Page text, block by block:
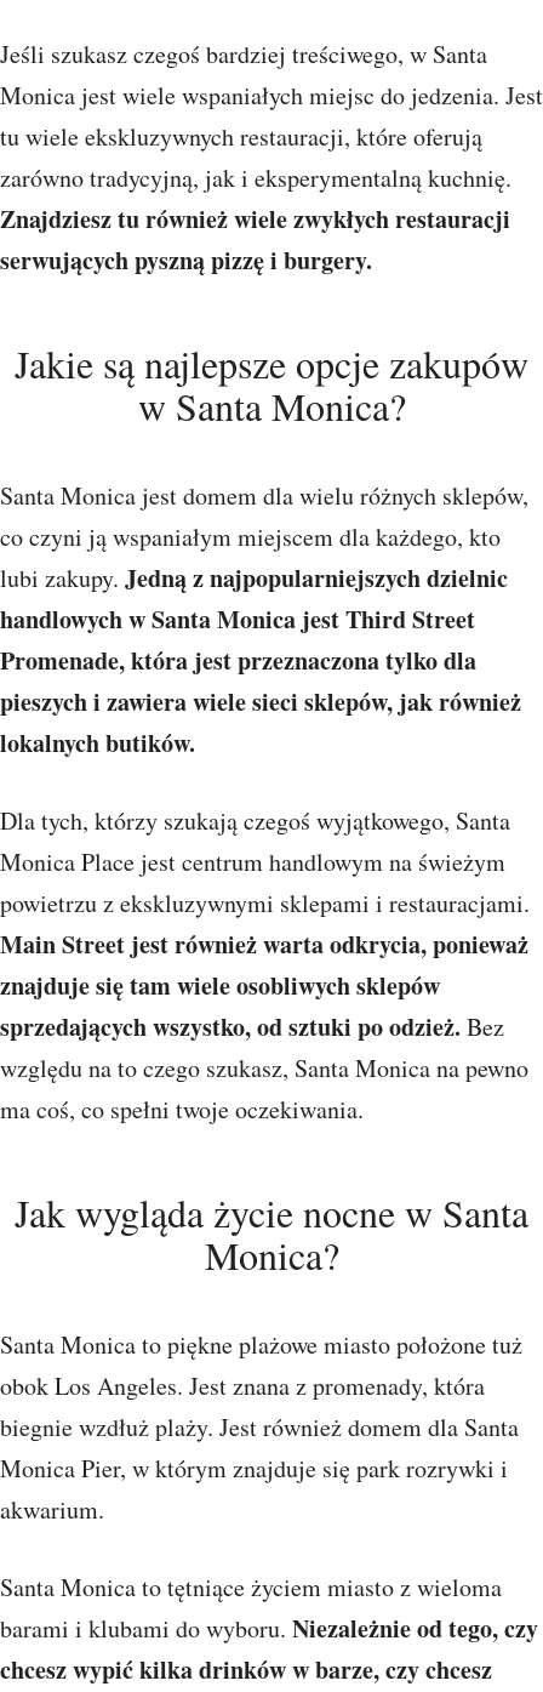
Jeśli szukasz czegoś bardziej treściwego, w Santa
Monica jest wiele wspaniałych miejsc do jedzenia. Jest
tu wiele ekskluzywnych restauracji, które oferują
zarówno tradycyjną, jak i eksperymentalną kuchnię.
Znajdziesz tu również wiele zwykłych restauracji
serwujących pyszną pizzę i burgery.
Jakie są najlepsze opcje zakupów
w Santa Monica?
Santa Monica jest domem dla wielu różnych sklepów,
co czyni ją wspaniałym miejscem dla każdego, kto
lubi zakupy. Jedną z najpopularniejszych dzielnic
handlowych w Santa Monica jest Third Street
Promenade, która jest przeznaczona tylko dla
pieszych i zawiera wiele sieci sklepów, jak również
lokalnych butików.
Dla tych, którzy szukają czegoś wyjątkowego, Santa
Monica Place jest centrum handlowym na świeżym
powietrzu z ekskluzywnymi sklepami i restauracjami.
Main Street jest również warta odkrycia, ponieważ
znajduje się tam wiele osobliwych sklepów
sprzedających wszystko, od sztuki po odzież. Bez
względu na to czego szukasz, Santa Monica na pewno
ma coś, co spełni twoje oczekiwania.
Jak wygląda życie nocne w Santa
Monica?
Santa Monica to piękne plażowe miasto położone tuż
obok Los Angeles. Jest znana z promenady, która
biegnie wzdłuż plaży. Jest również domem dla Santa
Monica Pier, w którym znajduje się park rozrywki i
akwarium.
Santa Monica to tętniące życiem miasto z wieloma
barami i klubami do wyboru. Niezależnie od tego, czy
chcesz wypić kilka drinków w barze, czy chcesz